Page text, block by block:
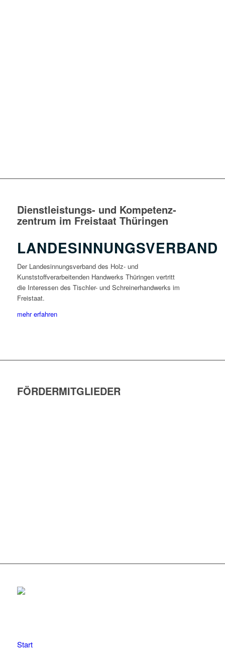
Dienstleistungs- und Kompetenz­
zentrum im Freistaat Thüringen
LANDESINNUNGSVERBAND
Der Landesinnungsverband des Holz- und
Kunststoffverarbeitenden Handwerks Thüringen vertritt
die Interessen des Tischler- und Schreinerhandwerks im
Freistaat.
mehr erfahren
FÖRDERMITGLIEDER
Start